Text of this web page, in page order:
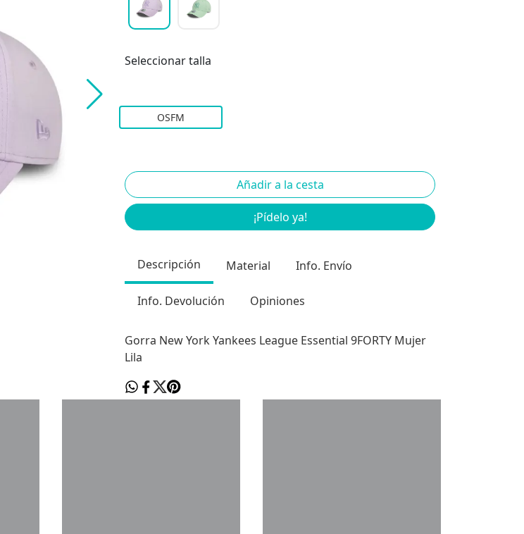
Seleccionar talla
OSFM
¡Pídelo ya!
Descripción Material Info. Envío
Info. Devolución Opiniones
Gorra New York Yankees League Essential 9FORTY Mujer
Lila